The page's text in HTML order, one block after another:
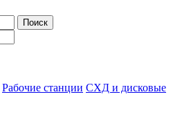
Поиск
Рабочие станции СХД и дисковые